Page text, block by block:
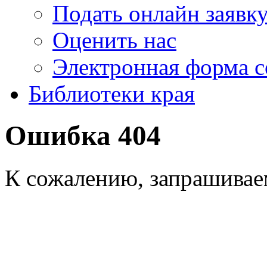
Подать онлайн
Оценить нас
Электронная форма
Библиотеки края
Ошибка 404
К сожалению,